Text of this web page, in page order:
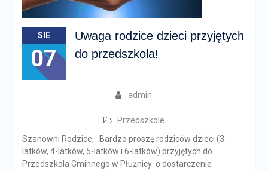
SIE
07
Uwaga rodzice dzieci przyjętych
do przedszkola!
admin
Przedszkole
Szanowni Rodzice, Bardzo proszę rodziców dzieci (3-
latków, 4-latków, 5-latków i 6-latków) przyjętych do
Przedszkola Gminnego w Płużnicy o dostarczenie